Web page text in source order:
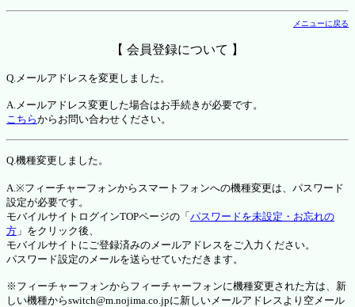
メニューに戻る
【 会員登録について 】
Q.メールアドレスを変更しました。
A.メールアドレス変更した場合はお手続きが必要です。
こちらからお問い合わせください。
Q.機種変更しました。
A.※フィーチャーフォンからスマートフォンへの機種変更は、パスワード
設定が必要です。
モバイルサイトログインTOPページの「 パスワードを未設定・お忘れの
方 」をクリック後、
モバイルサイトにご登録済みのメールアドレスをご入力ください。
パスワード設定のメールを送らせていただきます。
※フィーチャーフォンからフィーチャーフォンに機種変更された方は、新
しい機種からswitch@m.nojima.co.jpに新しいメールアドレスより空メール